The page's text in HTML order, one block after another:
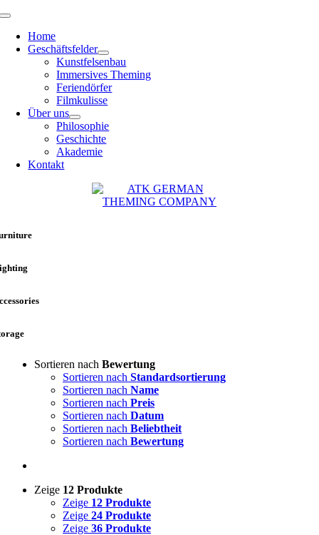
Zum
springen
Toggle
NavigationHome
Geschäftsfelder
Kunstfelsenbau
Immersives Theming
Feriendörfer
Filmkulisse
Über uns
Philosophie
Geschichte
Akademie
Kontakt
Sortieren nach Bewertung
Sortieren nach Standardsortierung
Sortieren nach Name
Sortieren nach Preis
Sortieren nach Datum
Sortieren nach Beliebtheit
Sortieren nach Bewertung
Zeige 12 Produkte
Zeige 12 Produkte
Zeige 24 Produkte
Zeige 36 Produkte